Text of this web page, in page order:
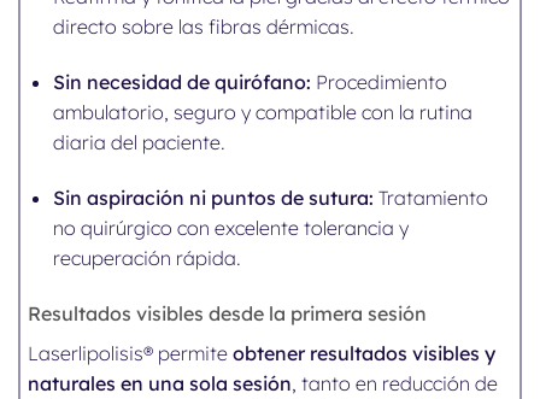
directo sobre las fibras dérmicas.
Sin necesidad de quirófano: Procedimiento
ambulatorio, seguro y compatible con la rutina
diaria del paciente.
Sin aspiración ni puntos de sutura: Tratamiento
no quirúrgico con excelente tolerancia y
recuperación rápida.
Resultados visibles desde la primera sesión
Laserlipolisis® permiteobtener resultados visibles y
naturales en una sola sesión , tanto en reducción de